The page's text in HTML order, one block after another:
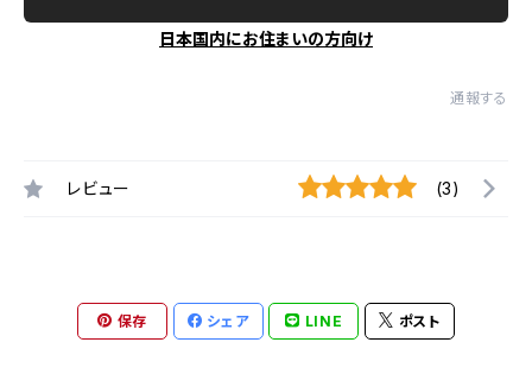
日本国内にお住まいの方向け
通報する
レビュー (3)
保存 シェア LINE ポスト